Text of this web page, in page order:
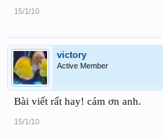
15/1/10
victory
Active Member
Bài viết rất hay! cám ơn anh.
15/1/10